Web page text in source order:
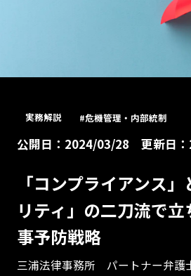
実務解説 #危機管理・内部統制
公開日：2024/03/28 更新日
「コンプライアンス
リティ」の二刀流で
事予防戦略
三浦法律事務所 パートナー弁護